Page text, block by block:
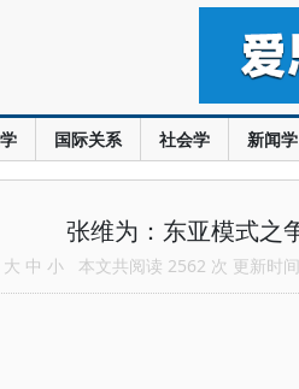
国际关系 社会学 新闻学
张维为：东亚模式之
大 中 小 本文共阅读 2562 次 更新时